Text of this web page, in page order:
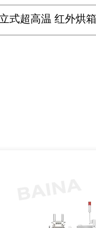
超高温 红外烘箱